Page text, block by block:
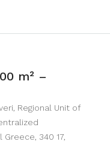
m² –
Regional Unit of
340 17,